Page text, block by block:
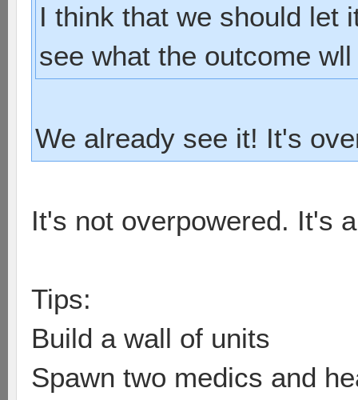
I think that we should let
see what the outcome
We already see it! It's
It's not overpowered. It's
Tips:
Build a wall of units
Spawn two medics and